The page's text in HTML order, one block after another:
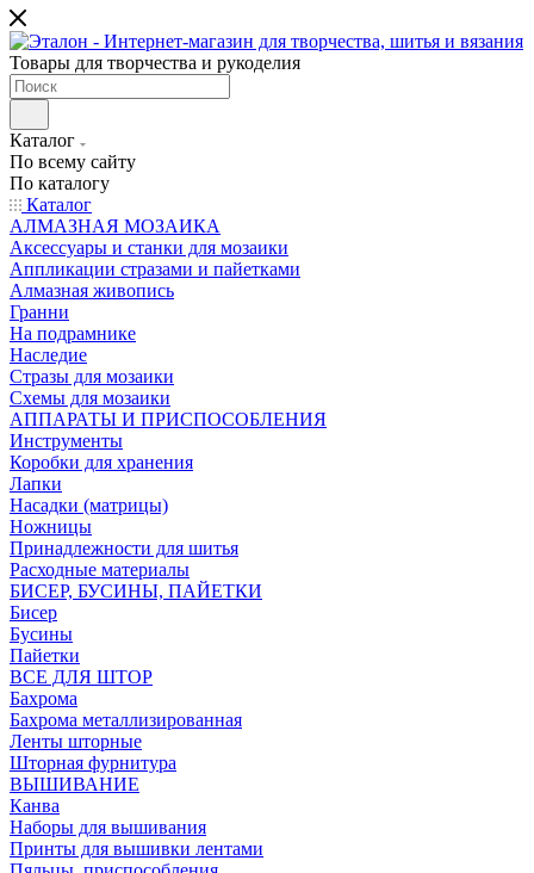
Товары для творчества и рукоделия
Каталог
По всему сайту
По каталогу
Каталог
АЛМАЗНАЯ МОЗАИКА
Аксессуары и станки для мозаики
Аппликации стразами и пайетками
Алмазная живопись
Гранни
На подрамнике
Наследие
Стразы для мозаики
Схемы для мозаики
АППАРАТЫ И ПРИСПОСОБЛЕНИЯ
Инструменты
Коробки для хранения
Лапки
Насадки (матрицы)
Ножницы
Принадлежности для шитья
Расходные материалы
БИСЕР, БУСИНЫ, ПАЙЕТКИ
Бисер
Бусины
Пайетки
ВСЕ ДЛЯ ШТОР
Бахрома
Бахрома металлизированная
Ленты шторные
Шторная фурнитура
ВЫШИВАНИЕ
Канва
Наборы для вышивания
Принты для вышивки лентами